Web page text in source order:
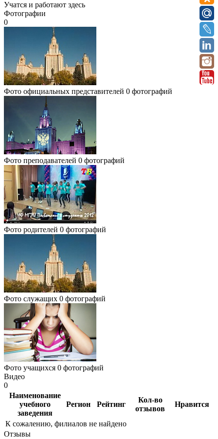
Учатся и работают здесь
Фотографии
0
Фото официальных представителей 0 фотографий
Фото преподавателей 0 фотографий
Фото родителей 0 фотографий
Фото служащих 0 фотографий
Фото учащихся 0 фотографий
Видео
0
Наименование
учебного
заведения
Регион Рейтинг
Кол-во
отзывов
Нравится
К сожалению, филиалов не найдено
Отзывы